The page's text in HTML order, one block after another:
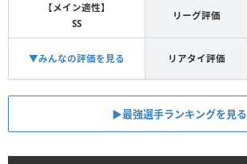
【メイン適性】
SS
リーグ評価
▼みんなの評価を見る リアタイ評価
▶︎最強選手ランキングを見る